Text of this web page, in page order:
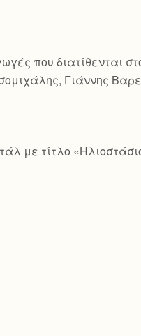
που διατίθενται
Γιάννης
με τίτλο